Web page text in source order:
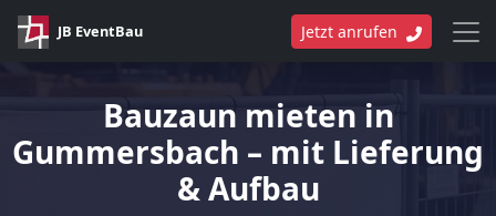
JB EventBau Jetzt anrufen
Bauzaun mieten in
Gummersbach – mit Lieferung
& Aufbau